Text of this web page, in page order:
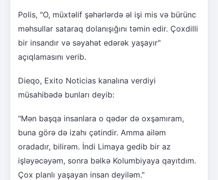
Polis, "O, müxtəlif şəhərlərdə əl işi mis və bürünc
məhsullar sataraq dolanışığını təmin edir. Çoxdilli
bir insandır və səyahət edərək yaşayır"
açıqlamasını verib.
Dieqo, Exito Noticias kanalına verdiyi
müsahibədə bunları deyib:
"Mən başqa insanlara o qədər də oxşamıram,
buna görə də izahı çətindir. Amma ailəm
oradadır, bilirəm. İndi Limaya gedib bir az
işləyəcəyəm, sonra bəlkə Kolumbiyaya qayıtdım.
Çox planlı yaşayan insan deyiləm."